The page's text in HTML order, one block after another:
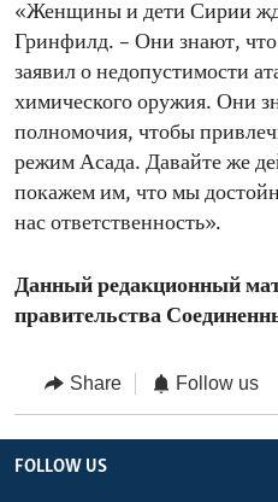
«Женщины и дети Сирии
Гринфилд. – Они знают, что
заявил о недопустимости
химического оружия. Они
полномочия, чтобы
режим Асада. Давайте же
покажем им, что мы
нас ответственность».
Данный редакционный
правительства
Share Follow us
FOLLOW US